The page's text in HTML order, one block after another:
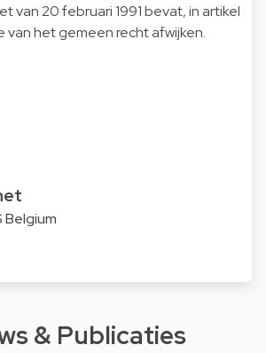
van 20 februari 1991 bevat, in artikel
van het gemeen recht afwijken.
Belgium
& Publicaties